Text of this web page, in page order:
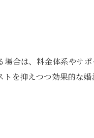
合は、料金体系やサ
を抑えつつ効果的な